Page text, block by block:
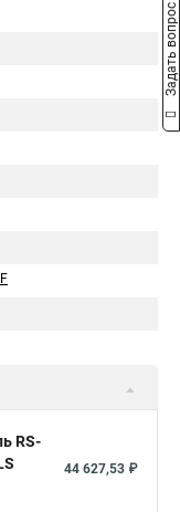
RS-
44 627,53 ₽
Задать вопрос